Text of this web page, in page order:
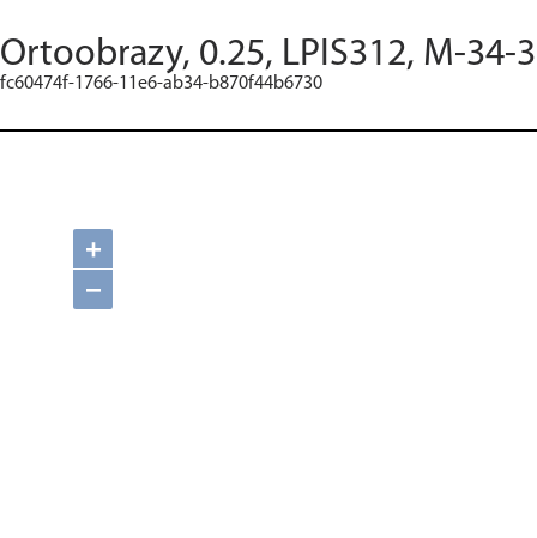
Ortoobrazy, 0.25, LPIS312, M-34-
fc60474f-1766-11e6-ab34-b870f44b6730
+
−